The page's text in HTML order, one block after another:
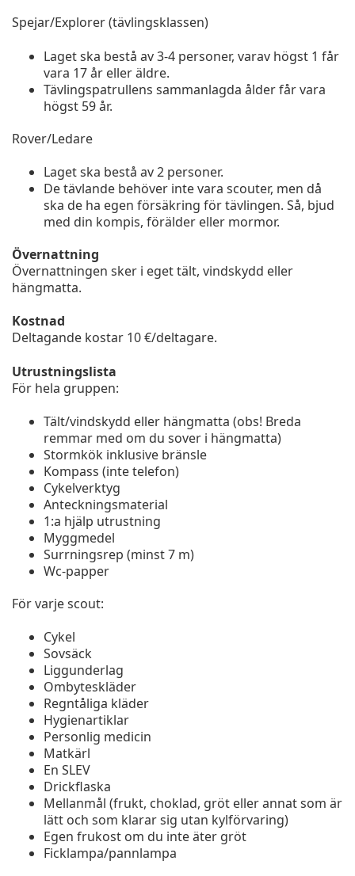
Spejar/Explorer (tävlingsklassen)
Laget ska bestå av 3-4 personer, varav högst 1 får
vara 17 år eller äldre.
Tävlingspatrullens sammanlagda ålder får vara
högst 59 år.
Rover/Ledare
Laget ska bestå av 2 personer.
De tävlande behöver inte vara scouter, men då
ska de ha egen försäkring för tävlingen. Så, bjud
med din kompis, förälder eller mormor.
Övernattning
Övernattningen sker i eget tält, vindskydd eller
hängmatta.
Kostnad
Deltagande kostar 10 €/deltagare.
Utrustningslista
För hela gruppen:
Tält/vindskydd eller hängmatta (obs! Breda
remmar med om du sover i hängmatta)
Stormkök inklusive bränsle
Kompass (inte telefon)
Cykelverktyg
Anteckningsmaterial
1:a hjälp utrustning
Myggmedel
Surrningsrep (minst 7 m)
Wc-papper
För varje scout:
Cykel
Sovsäck
Liggunderlag
Ombyteskläder
Regntåliga kläder
Hygienartiklar
Personlig medicin
Matkärl
En SLEV
Drickflaska
Mellanmål (frukt, choklad, gröt eller annat som är
lätt och som klarar sig utan kylförvaring)
Egen frukost om du inte äter gröt
Ficklampa/pannlampa